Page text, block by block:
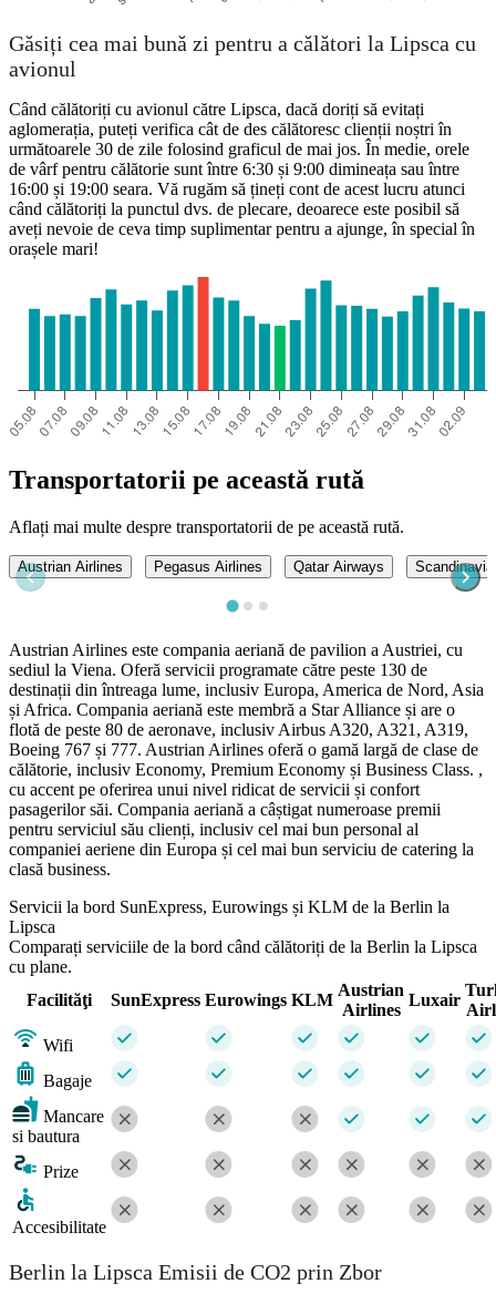
Găsiți cea mai bună zi pentru a călători la Lipsca cu
avionul
Când călătoriți cu avionul către Lipsca, dacă doriți să evitați
aglomerația, puteți verifica cât de des călătoresc clienții noștri în
următoarele 30 de zile folosind graficul de mai jos. În medie, orele
de vârf pentru călătorie sunt între 6:30 și 9:00 dimineața sau între
16:00 și 19:00 seara. Vă rugăm să țineți cont de acest lucru atunci
când călătoriți la punctul dvs. de plecare, deoarece este posibil să
aveți nevoie de ceva timp suplimentar pentru a ajunge, în special în
orașele mari!
Transportatorii pe această rută
Aflați mai multe despre transportatorii de pe această rută.
Austrian Airlines Pegasus Airlines Qatar Airways
Austrian Airlines este compania aeriană de pavilion a Austriei, cu
sediul la Viena. Oferă servicii programate către peste 130 de
destinații din întreaga lume, inclusiv Europa, America de Nord, Asia
și Africa. Compania aeriană este membră a Star Alliance și are o
flotă de peste 80 de aeronave, inclusiv Airbus A320, A321, A319,
Boeing 767 și 777. Austrian Airlines oferă o gamă largă de clase de
călătorie, inclusiv Economy, Premium Economy și Business Class. ,
cu accent pe oferirea unui nivel ridicat de servicii și confort
pasagerilor săi. Compania aeriană a câștigat numeroase premii
pentru serviciul său clienți, inclusiv cel mai bun personal al
companiei aeriene din Europa și cel mai bun serviciu de catering la
clasă business.
Servicii la bord SunExpress, Eurowings și KLM de la Berlin la
Lipsca
Comparați serviciile de la bord când călătoriți de la Berlin la Lipsca
cu plane.
Facilităţi
SunExpress Eurowings KLM
Austrian
Airlines
Luxair
Wifi
Bagaje
Mancare
si bautura
Prize
Accesibilitate
Berlin la Lipsca Emisii de CO2 prin Zbor